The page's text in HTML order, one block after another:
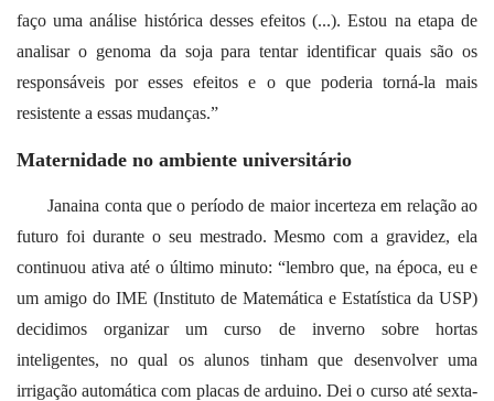
faço uma análise histórica desses efeitos (...). Estou na etapa de
analisar o genoma da soja para tentar identificar quais são os
responsáveis por esses efeitos e o que poderia torná-la mais
resistente a essas mudanças.”
Maternidade no ambiente universitário
Janaina conta que o período de maior incerteza em relação ao
futuro foi durante o seu mestrado. Mesmo com a gravidez, ela
continuou ativa até o último minuto: “lembro que, na época, eu e
um amigo do IME (Instituto de Matemática e Estatística da USP)
decidimos organizar um curso de inverno sobre hortas
inteligentes, no qual os alunos tinham que desenvolver uma
irrigação automática com placas de arduino. Dei o curso até sexta-